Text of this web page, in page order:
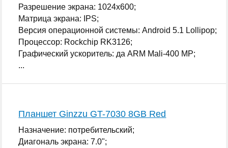
Разрешение экрана: 1024x600;
Матрица экрана: IPS;
Версия операционной системы: Android 5.1 Lollipop;
Процессор: Rockchip RK3126;
Графический ускоритель: да ARM Mali-400 MP;
...
Планшет Ginzzu GT-7030 8GB Red
Назначение: потребительский;
Диагональ экрана: 7.0";